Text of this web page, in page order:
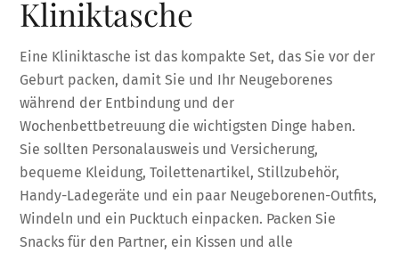
Kliniktasche
Eine Kliniktasche ist das kompakte Set, das Sie vor der
Geburt packen, damit Sie und Ihr Neugeborenes
während der Entbindung und der
Wochenbettbetreuung die wichtigsten Dinge haben.
Sie sollten Personalausweis und Versicherung,
bequeme Kleidung, Toilettenartikel, Stillzubehör,
Handy-Ladegeräte und ein paar Neugeborenen-Outfits,
Windeln und ein Pucktuch einpacken. Packen Sie
Snacks für den Partner, ein Kissen und alle